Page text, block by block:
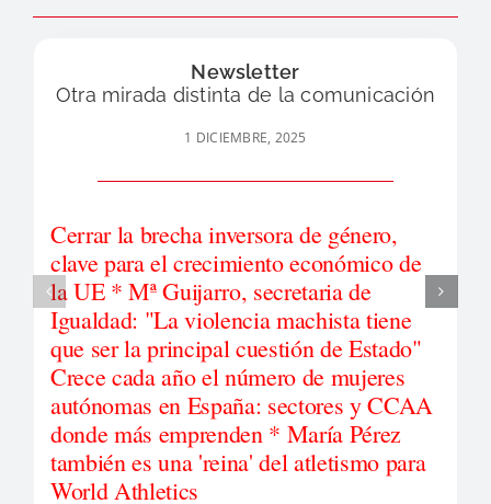
Newsletter
Otra mirada distinta de la comunicación
1 DICIEMBRE, 2025
Cerrar la brecha inversora de género,
clave para el crecimiento económico de
la UE * Mª Guijarro, secretaria de
Igualdad: "La violencia machista tiene
que ser la principal cuestión de Estado"
Crece cada año el número de mujeres
autónomas en España: sectores y CCAA
donde más emprenden * María Pérez
también es una 'reina' del atletismo para
World Athletics